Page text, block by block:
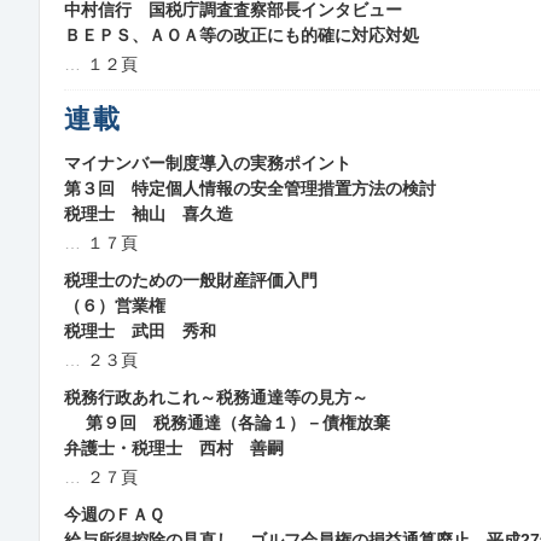
中村信行 国税庁調査査察部長インタビュー
ＢＥＰＳ、ＡＯＡ等の改正にも的確に対応対処
１２頁
連載
マイナンバー制度導入の実務ポイント
第３回 特定個人情報の安全管理措置方法の検討
税理士 袖山 喜久造
１７頁
税理士のための一般財産評価入門
（６）営業権
税理士 武田 秀和
２３頁
税務行政あれこれ～税務通達等の見方～
第９回 税務通達（各論１）－債権放棄
弁護士・税理士 西村 善嗣
２７頁
今週のＦＡＱ